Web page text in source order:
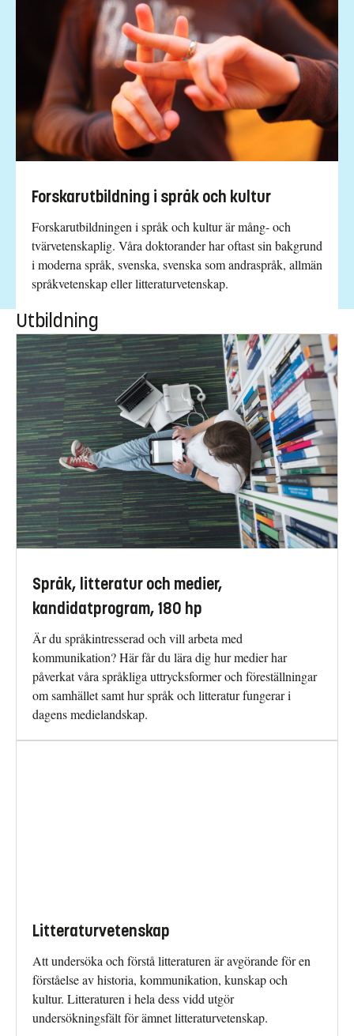
Forskarutbildning i språk och kultur
Forskarutbildningen i språk och kultur är mång- och
tvärvetenskaplig. Våra doktorander har oftast sin bakgrund
i moderna språk, svenska, svenska som andraspråk, allmän
språkvetenskap eller litteraturvetenskap.
Utbildning
Språk, litteratur och medier,
kandidatprogram, 180 hp
Är du språkintresserad och vill arbeta med
kommunikation? Här får du lära dig hur medier har
påverkat våra språkliga uttrycksformer och föreställningar
om samhället samt hur språk och litteratur fungerar i
dagens medielandskap.
Litteraturvetenskap
Att undersöka och förstå litteraturen är avgörande för en
förståelse av historia, kommunikation, kunskap och
kultur. Litteraturen i hela dess vidd utgör
undersökningsfält för ämnet litteraturvetenskap.